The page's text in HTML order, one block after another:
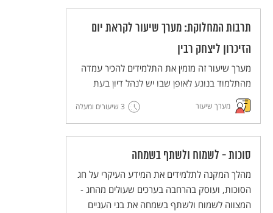
תרבות המחלוקת: מערך שיעור לקראת יום
הזיכרון ליצחק רבין
מערך שיעור זה מזמין את התלמידים להכיר עמדה
מהתלמוד בנוגע לאופן שבו יש לנהל דיון בעת
מחלוקת, ולנסות ליישם את הדרך המוצעת
בתלמוד (דרך בית הלל) בדיונים שהם מנהלים.
מערך שיעור 3 שיעורים ומעלה
סוכות - לשמוח ולשתף בשמחה
מהלך המקנה לתלמידים את המידע העיקרי על חג
הסוכות, ועוסק בהרחבה בערכים שעולים מהחג -
המצווה לשמוח ולשתף בשמחה את בני העניים